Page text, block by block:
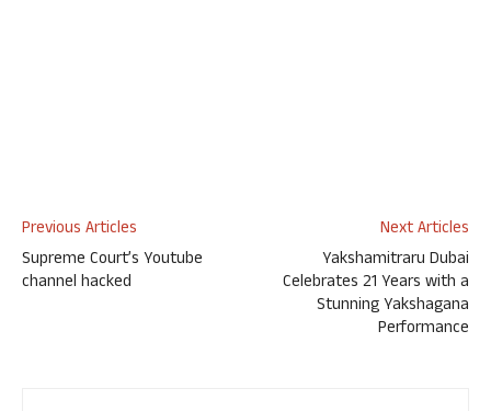
Previous Articles
Supreme Court’s Youtube
channel hacked
Next Articles
Yakshamitraru Dubai
Celebrates 21 Years with a
Stunning Yakshagana
Performance